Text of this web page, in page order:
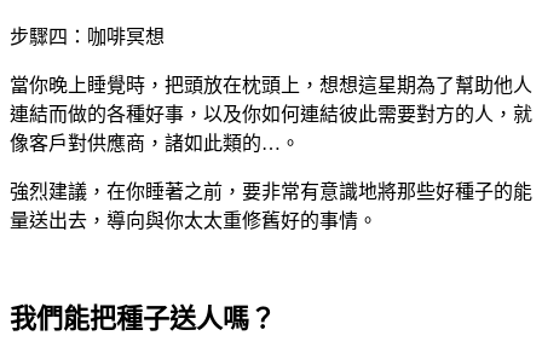
步驟四：咖啡冥想
當你晚上睡覺時，把頭放在枕頭上，想想這星期為了幫助他人
連結而做的各種好事，以及你如何連結彼此需要對方的人，就
像客戶對供應商，諸如此類的…。
強烈建議，在你睡著之前，要非常有意識地將那些好種子的能
量送出去，導向與你太太重修舊好的事情。
我們能把種子送人嗎？